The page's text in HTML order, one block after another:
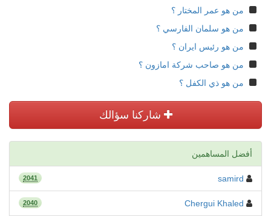
من هو عمر المختار ؟
من هو سلمان الفارسي ؟
من هو رئيس ايران ؟
من هو صاحب شركة امازون ؟
من هو ذي الكفل ؟
شاركنا سؤالك
أفضل المساهمين
samird
2041
Chergui Khaled
2040